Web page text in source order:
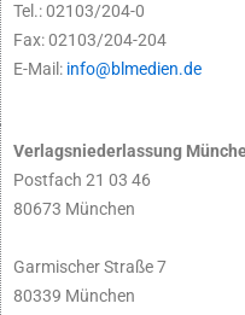
Tel.: 02103/204-0
Fax: 02103/204-204
E-Mail: info@blmedien.de
Verlagsniederlassung
Postfach 21 03 46
80673 München
Garmischer Straße 7
80339 München